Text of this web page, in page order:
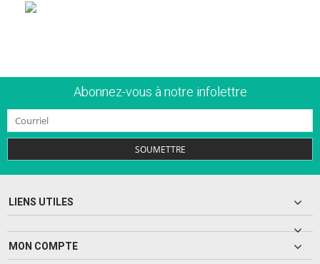
Abonnez-vous à notre infolettre
SOUMETTRE
LIENS UTILES
MON COMPTE